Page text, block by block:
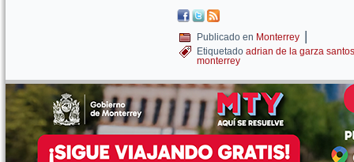
Publicado en Monterrey |
Etiquetado adrian de la garza santos
monterrey